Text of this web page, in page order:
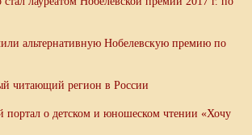
альтернативную Нобелевскую премию по
читающий регион в России
портал о детском и юношеском чтении «Хочу